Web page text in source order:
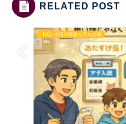
RELATED POST
【火】今日の家族リアル会議